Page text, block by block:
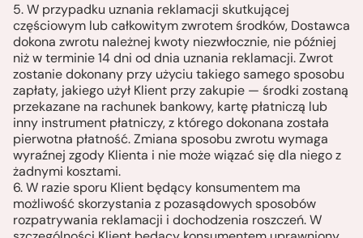
5. W przypadku uznania reklamacji skutkującej
częściowym lub całkowitym zwrotem środków, Dostawca
dokona zwrotu należnej kwoty niezwłocznie, nie później
niż w terminie 14 dni od dnia uznania reklamacji. Zwrot
zostanie dokonany przy użyciu takiego samego sposobu
zapłaty, jakiego użył Klient przy zakupie — środki zostaną
przekazane na rachunek bankowy, kartę płatniczą lub
inny instrument płatniczy, z którego dokonana została
pierwotna płatność. Zmiana sposobu zwrotu wymaga
wyraźnej zgody Klienta i nie może wiązać się dla niego z
żadnymi kosztami.
6. W razie sporu Klient będący konsumentem ma
możliwość skorzystania z pozasądowych sposobów
rozpatrywania reklamacji i dochodzenia roszczeń. W